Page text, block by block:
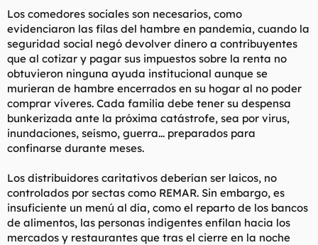
Los comedores sociales son necesarios, como
evidenciaron las filas del hambre en pandemia, cuando la
seguridad social negó devolver dinero a contribuyentes
que al cotizar y pagar sus impuestos sobre la renta no
obtuvieron ninguna ayuda institucional aunque se
murieran de hambre encerrados en su hogar al no poder
comprar víveres. Cada familia debe tener su despensa
bunkerizada ante la próxima catástrofe, sea por virus,
inundaciones, seísmo, guerra... preparados para
confinarse durante meses.
Los distribuidores caritativos deberían ser laicos, no
controlados por sectas como REMAR. Sin embargo, es
insuficiente un menú al día, como el reparto de los bancos
de alimentos, las personas indigentes enfilan hacia los
mercados y restaurantes que tras el cierre en la noche